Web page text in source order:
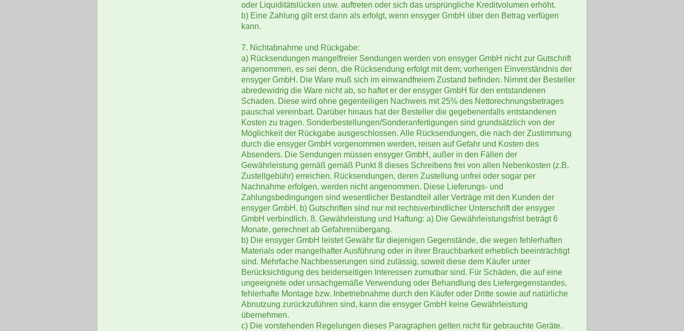
oder Liquiditätslücken usw. auftreten oder sich das ursprüngliche Kreditvolumen erhöht.
b) Eine Zahlung gilt erst dann als erfolgt, wenn ensyger GmbH über den Betrag verfügen
kann.
7. Nichtabnahme und Rückgabe:
a) Rücksendungen mangelfreier Sendungen werden von ensyger GmbH nicht zur Gutschrift
angenommen, es sei denn, die Rücksendung erfolgt mit dem; vorherigen Einverständnis der
ensyger GmbH. Die Ware muß sich im einwandfreiem Zustand befinden. Nimmt der Besteller
abredewidrig die Ware nicht ab, so haftet er der ensyger GmbH für den entstandenen
Schaden. Diese wird ohne gegenteiligen Nachweis mit 25% des Nettorechnungsbetrages
pauschal vereinbart. Darüber hinaus hat der Besteller die gegebenenfalls entstandenen
Kosten zu tragen. Sonderbestellungen/Sonderanfertigungen sind grundsätzlich von der
Möglichkeit der Rückgabe ausgeschlossen. Alle Rücksendungen, die nach der Zustimmung
durch die ensyger GmbH vorgenommen werden, reisen auf Gefahr und Kosten des
Absenders. Die Sendungen müssen ensyger GmbH, außer in den Fällen der
Gewährleistung gemäß gemäß Punkt 8 dieses Schreibens frei von allen Nebenkosten (z.B.
Zustellgebühr) erreichen. Rücksendungen, deren Zustellung unfrei oder sogar per
Nachnahme erfolgen, werden nicht angenommen. Diese Lieferungs- und
Zahlungsbedingungen sind wesentlicher Bestandteil aller Verträge mit den Kunden der
ensyger GmbH. b) Gutschriften sind nur mit rechtsverbindlicher Unterschrift der ensyger
GmbH verbindlich. 8. Gewährleistung und Haftung: a) Die Gewährleistungsfrist beträgt 6
Monate, gerechnet ab Gefahrenübergang.
b) Die ensyger GmbH leistet Gewähr für diejenigen Gegenstände, die wegen fehlerhaften
Materials oder mangelhafter Ausführung oder in ihrer Brauchbarkeit erheblich beeinträchtigt
sind. Mehrfache Nachbesserungen sind zulässig, soweit diese dem Käufer unter
Berücksichtigung des beiderseitigen Interessen zumutbar sind. Für Schäden, die auf eine
ungeeignete oder unsachgemäße Verwendung oder Behandlung des Liefergegenstandes,
fehlerhafte Montage bzw. Inbetriebnahme durch den Käufer oder Dritte sowie auf natürliche
Abnutzung zurückzuführen sind, kann die ensyger GmbH keine Gewährleistung
übernehmen.
c) Die vorstehenden Regelungen dieses Paragraphen gelten nicht für gebrauchte Geräte.